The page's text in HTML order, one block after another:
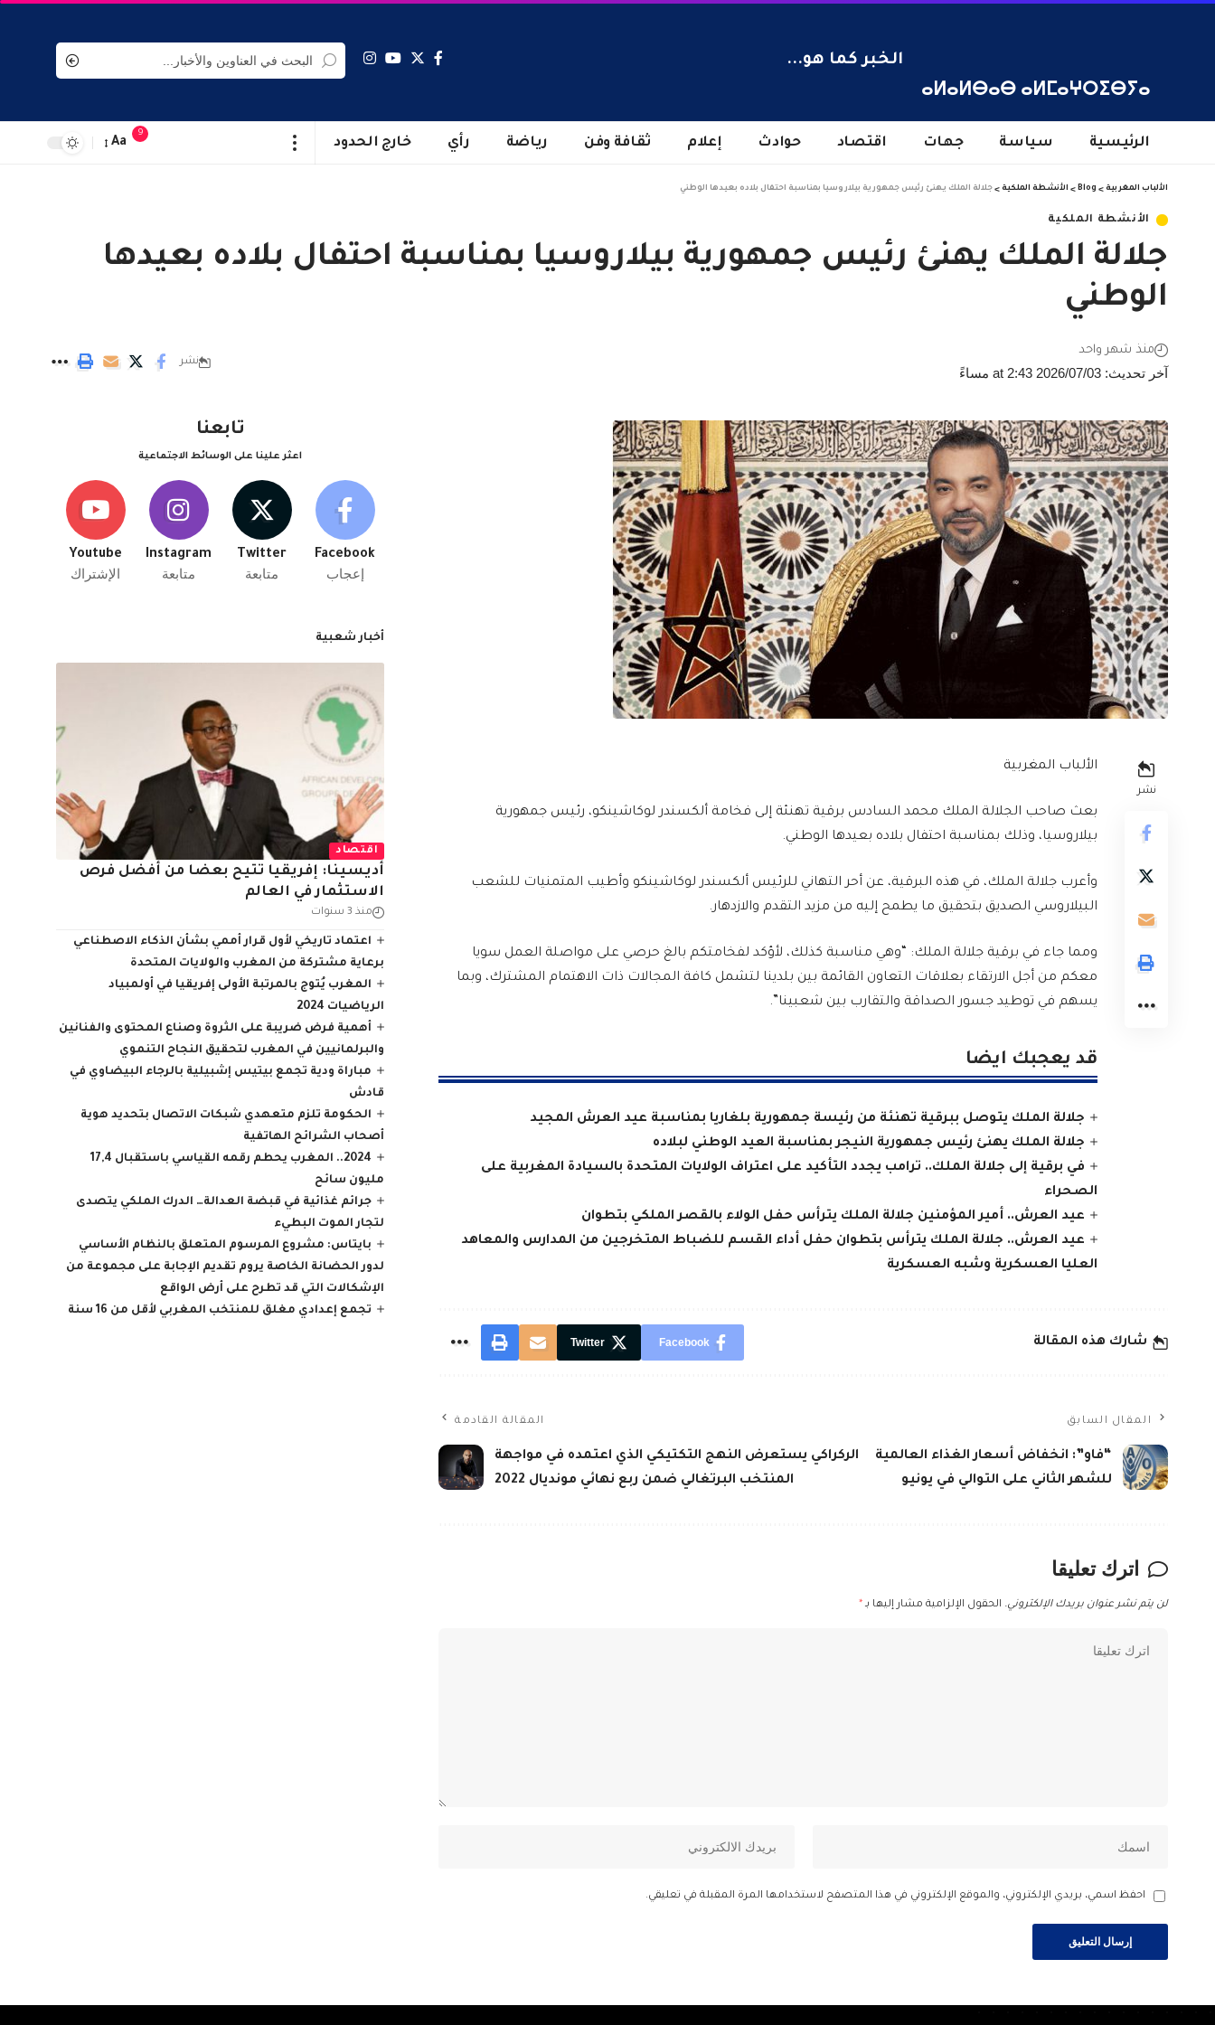
ⴰⵍⴰⵍⴱⴰⴱ ⴰⵍⵎⴰⵖⵔⵉⴱⵢⴰ
الخبر كما هو...
الرئيسية سياسة جهات اقتصاد حوادث إعلام ثقافة وفن رياضة رأي خارج الحدود
9
Aa
الألباب المغربية >
Blog
> الأنشطة الملكية > جلالة الملك يهنئ رئيس جمهورية بيلاروسيا بمناسبة احتفال بلاده بعيدها الوطني
الأنشطة الملكية
جلالة الملك يهنئ رئيس جمهورية بيلاروسيا بمناسبة احتفال بلاده بعيدها
الوطني
آخر تحديث: 2026/07/03 at 2:43 مساءً
منذ شهر واحد
نشر
نشر
الألباب المغربية
بعث صاحب الجلالة الملك محمد السادس برقية تهنئة إلى فخامة ألكسندر لوكاشينكو، رئيس جمهورية
بيلاروسيا، وذلك بمناسبة احتفال بلاده بعيدها الوطني.
وأعرب جلالة الملك، في هذه البرقية، عن أحر التهاني للرئيس ألكسندر لوكاشينكو وأطيب المتمنيات للشعب
البيلاروسي الصديق بتحقيق ما يطمح إليه من مزيد التقدم والازدهار.
ومما جاء في برقية جلالة الملك: “وهي مناسبة كذلك، لأؤكد لفخامتكم بالغ حرصي على مواصلة العمل سويا
معكم من أجل الارتقاء بعلاقات التعاون القائمة بين بلدينا لتشمل كافة المجالات ذات الاهتمام المشترك، وبما
يسهم في توطيد جسور الصداقة والتقارب بين شعبينا”.
قد يعجبك ايضا
جلالة الملك يتوصل ببرقية تهنئة من رئيسة جمهورية بلغاريا بمناسبة عيد العرش المجيد
جلالة الملك يهنئ رئيس جمهورية النيجر بمناسبة العيد الوطني لبلاده
في برقية إلى جلالة الملك.. ترامب يجدد التأكيد على اعتراف الولايات المتحدة بالسيادة المغربية على
الصحراء
عيد العرش.. أمير المؤمنين جلالة الملك يترأس حفل الولاء بالقصر الملكي بتطوان
عيد العرش.. جلالة الملك يترأس بتطوان حفل أداء القسم للضباط المتخرجين من المدارس والمعاهد
العليا العسكرية وشبه العسكرية
شارك هذه المقالة Facebook
Twitter
المقال السابق
“فاو”: انخفاض أسعار الغذاء العالمية
للشهر الثاني على التوالي في يونيو
المقالة القادمة
الركراكي يستعرض النهج التكتيكي الذي اعتمده في مواجهة
المنتخب البرتغالي ضمن ربع نهائي مونديال 2022
اترك تعليقا
لن يتم نشر عنوان بريدك الإلكتروني. الحقول الإلزامية مشار إليها بـ *
احفظ اسمي، بريدي الإلكتروني، والموقع الإلكتروني في هذا المتصفح لاستخدامها المرة المقبلة في تعليقي.
تابعنا
اعثر علينا على الوسائط الاجتماعية
Facebook
إعجاب
Twitter
متابعة
Instagram
متابعة
Youtube
الإشتراك
أخبار شعبية
اقتصاد
أديسينا: إفريقيا تتيح بعضا من أفضل فرص
الاستثمار في العالم
منذ 3 سنوات
اعتماد تاريخي لأول قرار أممي بشأن الذكاء الاصطناعي
برعاية مشتركة من المغرب والولايات المتحدة
المغرب يُتوج بالمرتبة الأولى إفريقيا في أولمبياد
الرياضيات 2024
أهمية فرض ضريبة على الثروة وصناع المحتوى والفنانين
والبرلمانيين في المغرب لتحقيق النجاح التنموي
مباراة ودية تجمع بيتيس إشبيلية بالرجاء البيضاوي في
قادش
الحكومة تلزم متعهدي شبكات الاتصال بتحديد هوية
أصحاب الشرائح الهاتفية
2024.. المغرب يحطم رقمه القياسي باستقبال 17,4
مليون سائح
جرائم غذائية في قبضة العدالة… الدرك الملكي يتصدى
لتجار الموت البطيء
بايتاس: مشروع المرسوم المتعلق بالنظام الأساسي
لدور الحضانة الخاصة يروم تقديم الإجابة على مجموعة من
الإشكالات التي قد تطرح على أرض الواقع
تجمع إعدادي مغلق للمنتخب المغربي لأقل من 16 سنة